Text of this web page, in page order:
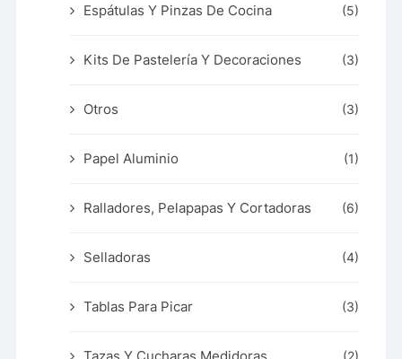
Espátulas Y Pinzas De Cocina (5)
Kits De Pastelería Y Decoraciones (3)
Otros (3)
Papel Aluminio (1)
Ralladores, Pelapapas Y Cortadoras (6)
Selladoras (4)
Tablas Para Picar (3)